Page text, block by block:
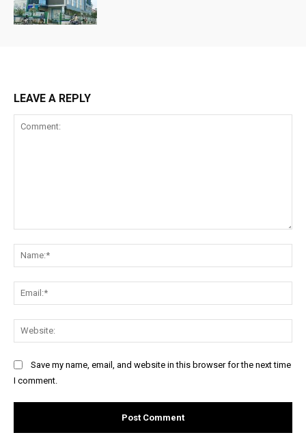
LEAVE A REPLY
Save my name, email, and website in this browser for the next time
I comment.